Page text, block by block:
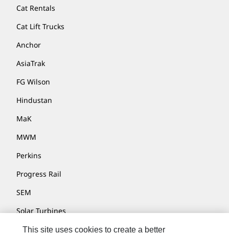
Cat Rentals
Cat Lift Trucks
Anchor
AsiaTrak
FG Wilson
Hindustan
MaK
MWM
Perkins
Progress Rail
SEM
Solar Turbines
SPM Oil & Gas
This site uses cookies to create a better